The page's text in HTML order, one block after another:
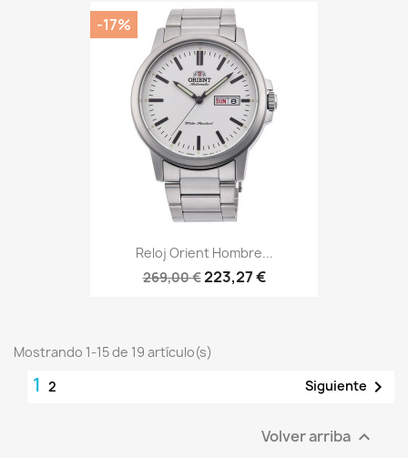
Reloj Orient Hombre...
269,00 €223,27 €
-17%
Mostrando 1-15 de 19 artículo(s)
1 2 Siguiente 
Volver arriba 